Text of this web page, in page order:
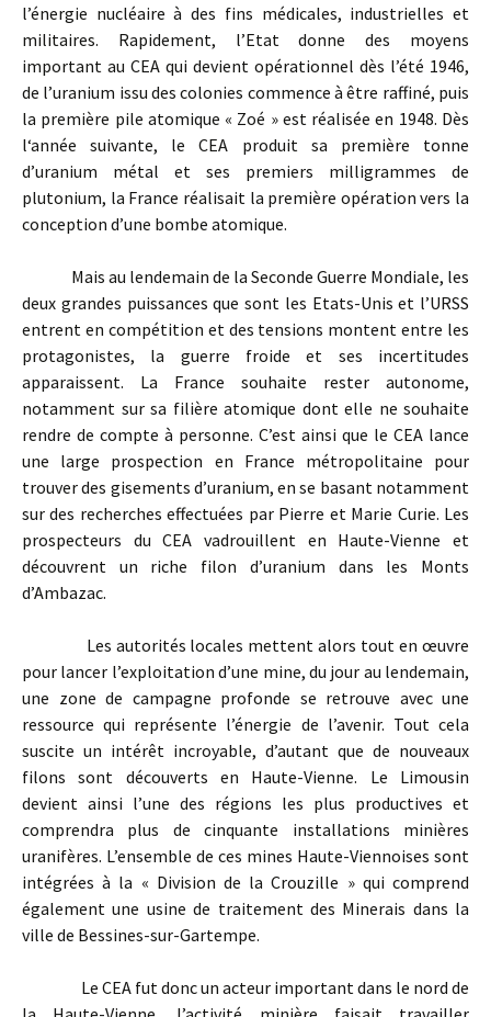
l’énergie nucléaire à des fins médicales, industrielles et
militaires. Rapidement, l’Etat donne des moyens
important au CEA qui devient opérationnel dès l’été 1946,
de l’uranium issu des colonies commence à être raffiné, puis
la première pile atomique « Zoé » est réalisée en 1948. Dès
l‘année suivante, le CEA produit sa première tonne
d’uranium métal et ses premiers milligrammes de
plutonium, la France réalisait la première opération vers la
conception d’une bombe atomique.
Mais au lendemain de la Seconde Guerre Mondiale, les
deux grandes puissances que sont les Etats-Unis et l’URSS
entrent en compétition et des tensions montent entre les
protagonistes, la guerre froide et ses incertitudes
apparaissent. La France souhaite rester autonome,
notamment sur sa filière atomique dont elle ne souhaite
rendre de compte à personne. C’est ainsi que le CEA lance
une large prospection en France métropolitaine pour
trouver des gisements d’uranium, en se basant notamment
sur des recherches effectuées par Pierre et Marie Curie. Les
prospecteurs du CEA vadrouillent en Haute-Vienne et
découvrent un riche filon d’uranium dans les Monts
d’Ambazac.
Les autorités locales mettent alors tout en œuvre
pour lancer l’exploitation d’une mine, du jour au lendemain,
une zone de campagne profonde se retrouve avec une
ressource qui représente l’énergie de l’avenir. Tout cela
suscite un intérêt incroyable, d’autant que de nouveaux
filons sont découverts en Haute-Vienne. Le Limousin
devient ainsi l’une des régions les plus productives et
comprendra plus de cinquante installations minières
uranifères. L’ensemble de ces mines Haute-Viennoises sont
intégrées à la « Division de la Crouzille » qui comprend
également une usine de traitement des Minerais dans la
ville de Bessines-sur-Gartempe.
Le CEA fut donc un acteur important dans le nord de